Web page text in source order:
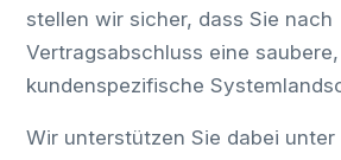
stellen wir sicher, dass Sie nach
Vertragsabschluss eine saubere,
kundenspezifische
Wir unterstützen Sie dabei unter